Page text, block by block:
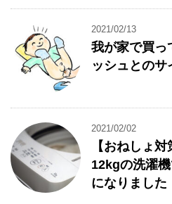
2021/02/13
我が家で買っ
ッシュとの
2021/02/02
【おねしょ
12kgの洗濯
になりました